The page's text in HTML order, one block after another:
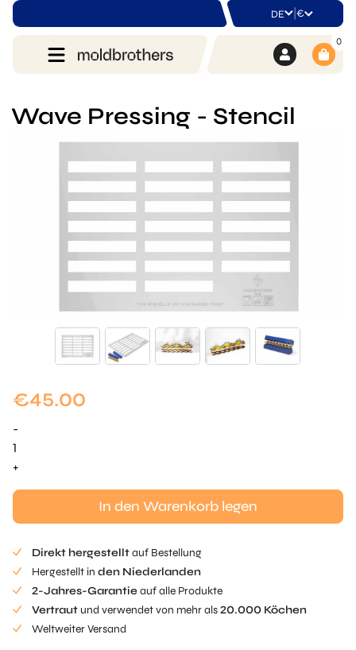
DE | €
0
Wave Pressing - Stencil
€45.00
-
Wellenpressen
-
+
In den Warenkorb legen
Direkt hergestelltauf Bestellung
Hergestellt in den Niederlanden
2-Jahres-Garantieauf alle Produkte
Vertraut und verwendet von mehr als20.000 Köchen
Weltweiter Versand